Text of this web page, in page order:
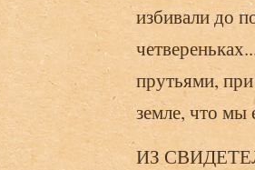
избивали до
прутьями,
земле, что мы
ИЗ